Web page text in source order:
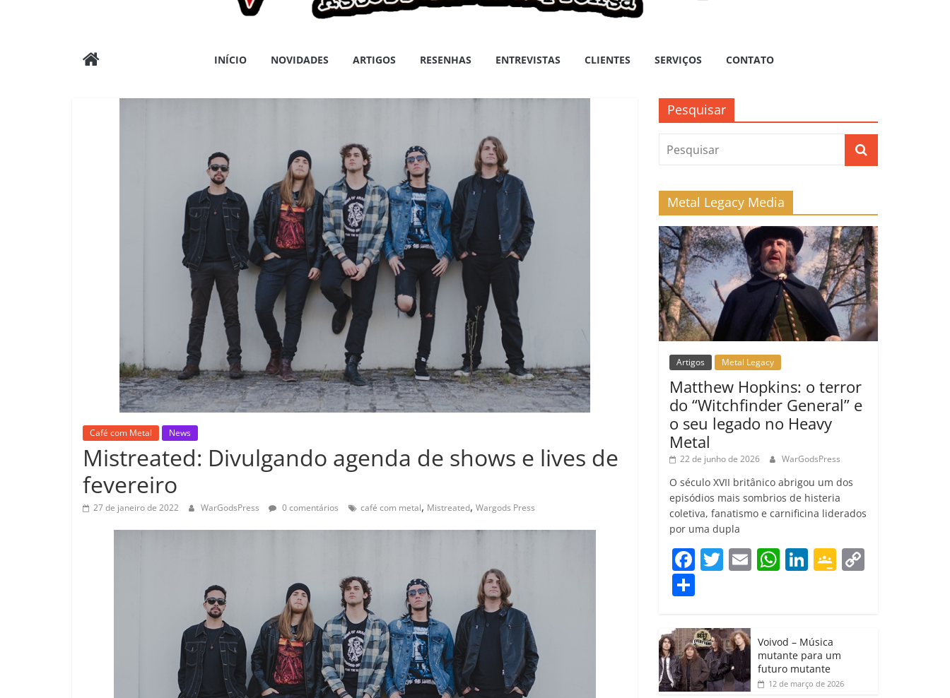
Wargods
Press
INÍCIO NOVIDADES ARTIGOS RESENHAS ENTREVISTAS CLIENTES SERVIÇOS CONTATO
Café com Metal News
Mistreated: Divulgando agenda de shows e lives de
fevereiro
27 de janeiro de 2022 WarGodsPress 0 comentários café com metal, Mistreated, Wargods Press
Pesquisar
Metal Legacy Media
Artigos Metal Legacy
Matthew Hopkins: o terror
do “Witchfinder General” e
o seu legado no Heavy
Metal
22 de junho de 2026 WarGodsPress
O século XVII britânico abrigou um dos
episódios mais sombrios de histeria
coletiva, fanatismo e carnificina liderados
por uma dupla
F
e
b
o
T
er
E W
A
p
Li
dI
n
G
e
m
p
ar
Voivod – Música
mutante para um
futuro mutante
12 de março de 2026